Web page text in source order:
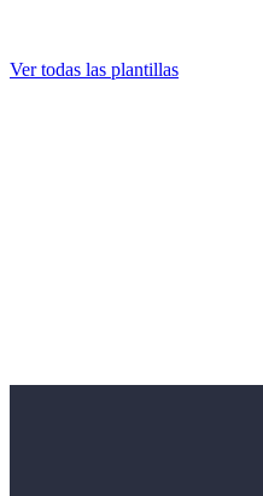
Ver todas las plantillas